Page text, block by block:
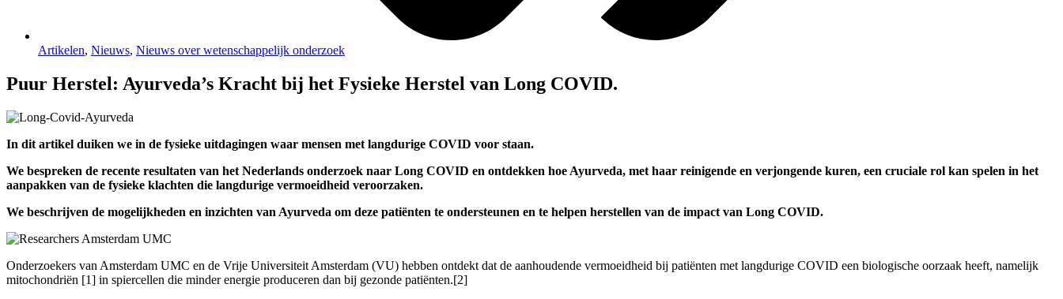
Artikelen, Nieuws, Nieuws over wetenschappelijk onderzoek
Puur Herstel: Ayurveda’s Kracht bij het Fysieke Herstel van Long COVID.
In dit artikel duiken we in de fysieke uitdagingen waar mensen met langdurige COVID voor staan.
We bespreken de recente resultaten van het Nederlands onderzoek naar Long COVID en ontdekken hoe Ayurveda, met haar reinigende en verjongende kuren, een cruciale rol kan spelen in het
aanpakken van de fysieke klachten die langdurige vermoeidheid veroorzaken.
We beschrijven de mogelijkheden en inzichten van Ayurveda om deze patiënten te ondersteunen en te helpen herstellen van de impact van Long COVID.
Onderzoekers van Amsterdam UMC en de Vrije Universiteit Amsterdam (VU) hebben ontdekt dat de aanhoudende vermoeidheid bij patiënten met langdurige COVID een biologische oorzaak heeft, namelijk
mitochondriën [1] in spiercellen die minder energie produceren dan bij gezonde patiënten.[2]